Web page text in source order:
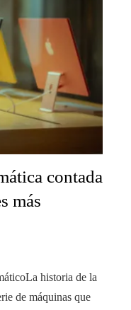
contada
más
historia de la
de máquinas que